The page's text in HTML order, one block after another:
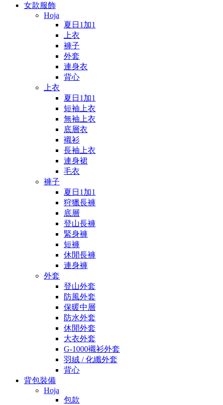
女款服飾
Hoja
夏日1加1
上衣
褲子
外套
連身衣
背心
上衣
夏日1加1
短袖上衣
無袖上衣
底層衣
襯衫
長袖上衣
連身裙
毛衣
褲子
夏日1加1
狩獵長褲
底層
登山長褲
緊身褲
短褲
休閒長褲
連身褲
外套
登山外套
防風外套
保暖中層
防水外套
休閒外套
大衣外套
G-1000襯衫外套
羽絨 / 化纖外套
背心
背包裝備
Hoja
包款